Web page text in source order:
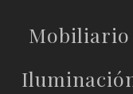
Mobiliario